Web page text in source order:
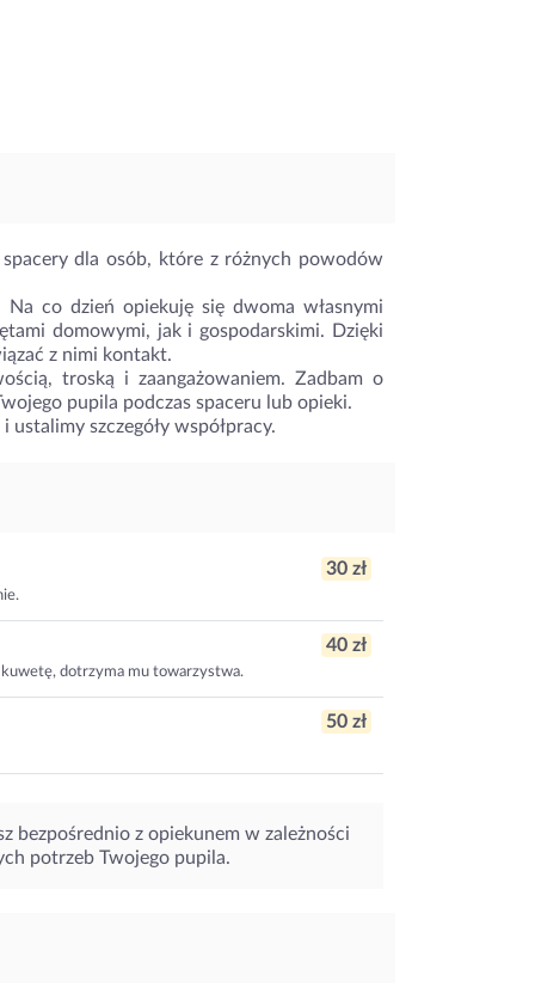
dla osób, które z różnych powodów
co dzień opiekuję się dwoma własnymi
domowymi, jak i gospodarskimi. Dzięki
z nimi kontakt.
troską i zaangażowaniem. Zadbam o
pupila podczas spaceru lub opieki.
szczegóły współpracy.
30 zł
dotrzyma mu towarzystwa.
40 zł
50 zł
bezpośrednio z opiekunem w zależności
potrzeb Twojego pupila.